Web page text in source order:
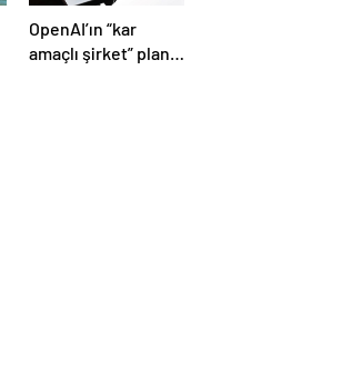
OpenAI’ın “kar
amaçlı şirket” planı